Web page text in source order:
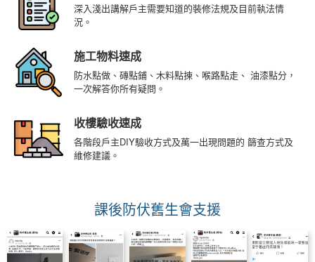
深入淺出講解⼾主需要知道的裝修法規及⽬前執法情
況。
施⼯物料速成
防⽔點做、磚點鋪、⽊料點揀、喉路點走、 油漆點分，
⼀次解答你所有疑問。
收樓驗收速成
各階段⼾主DIY驗收⽅式及萬⼀出現問題的 篩查⽅式及
維修建議。
課後防伏舊生會支援